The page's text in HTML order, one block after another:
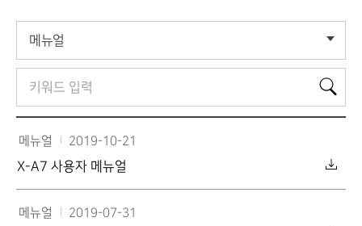
메뉴얼
어
색
메뉴얼
X-A7 사용자 메뉴얼
2019-10-21
메뉴얼 2019-07-31